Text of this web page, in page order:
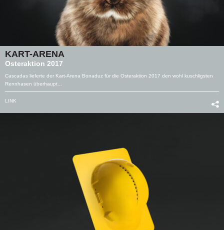
KART-ARENA
Osteraktion 2017
Cascadas lieferte der Kart-Arena Bonaduz für die Osteraktion 2017 den wohl kuschligsten
Rennhasen überhaupt...
LINK